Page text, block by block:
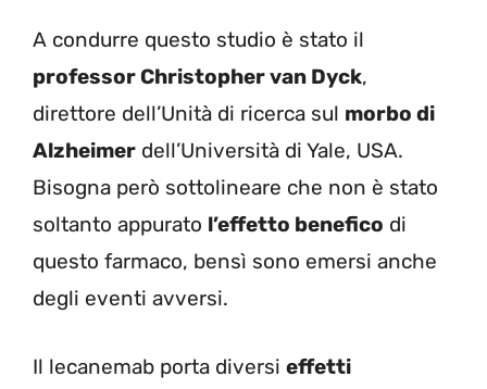
A condurre questo studio è stato il
professor Christopher van Dyck,
direttore dell’Unità di ricerca sul morbo di
Alzheimer dell’Università di Yale, USA.
Bisogna però sottolineare che non è stato
soltanto appurato l’effetto benefico di
questo farmaco, bensì sono emersi anche
degli eventi avversi.
Il lecanemab porta diversi effetti